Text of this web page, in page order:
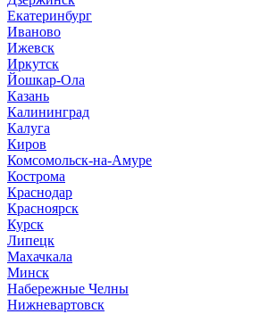
Екатеринбург
Иваново
Ижевск
Иркутск
Йошкар-Ола
Казань
Калининград
Калуга
Киров
Комсомольск-на-Амуре
Кострома
Краснодар
Красноярск
Курск
Липецк
Махачкала
Минск
Набережные Челны
Нижневартовск